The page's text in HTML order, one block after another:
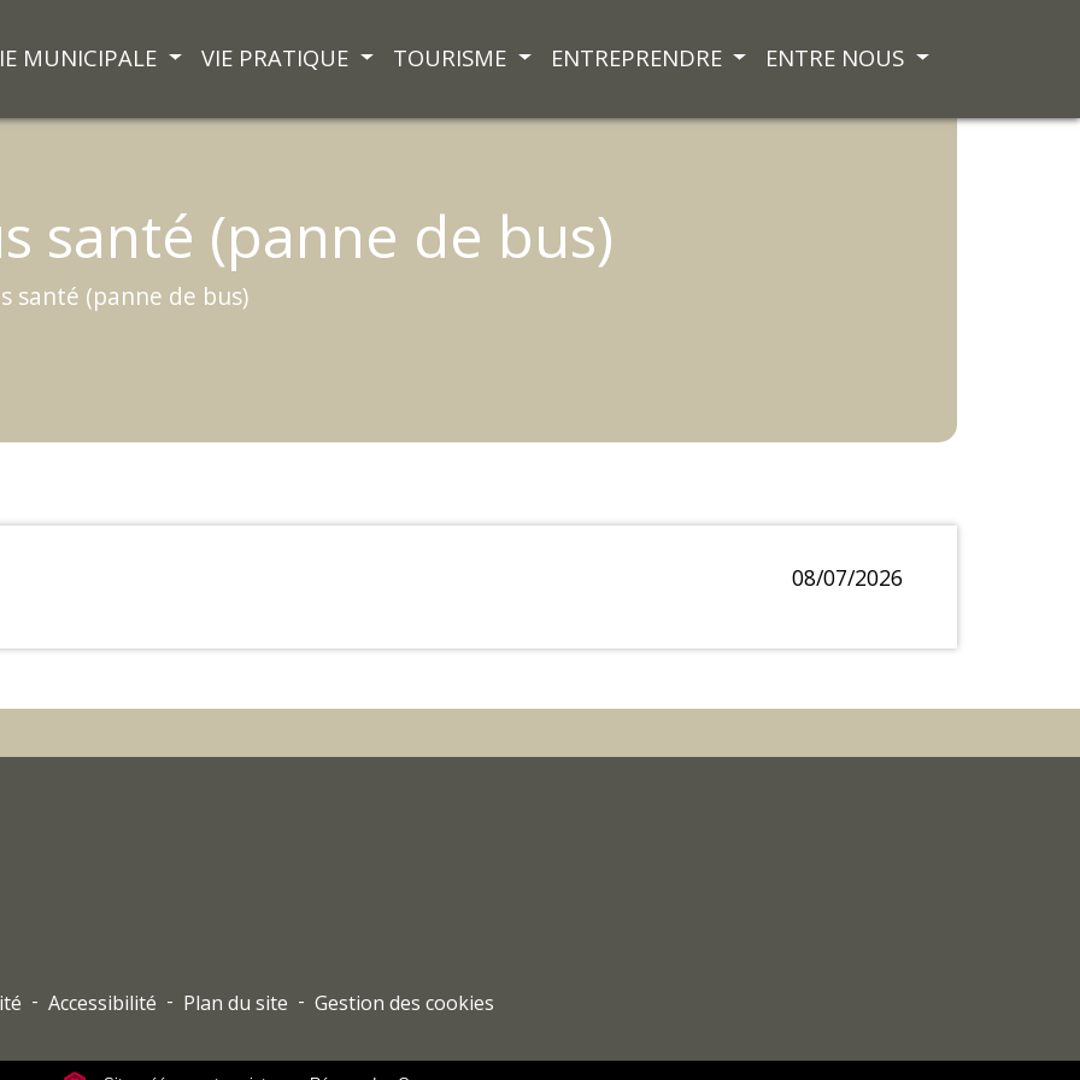
MUNICIPALE VIE PRATIQUE TOURISME ENTREPRENDRE ENTRE NOUS
santé (panne de bus)
santé (panne de bus)
08/07/2026
- Accessibilité - Plan du site - Gestion des cookies